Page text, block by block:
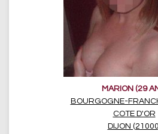
MARION (29
BOURGOGNE-
COTE D'OR
DIJON